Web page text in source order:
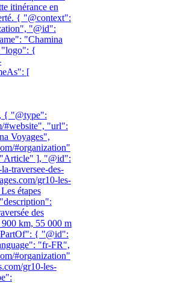
itinérance en
{ "@context":
"@id":
"Chamina
"logo": {
[
{ "@type":
#website", "url":
Voyages",
#organization"
], "@id":
traversee-des-
gr10-les-
étapes
des
900 km, 55 000 m
{ "@id":
"fr-FR",
#organization"
gr10-les-